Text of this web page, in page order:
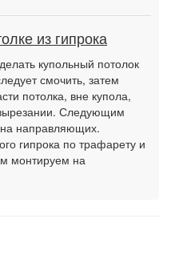
из гипрока
купольный потолок
смочить, затем
потолка, вне купола,
Следующим
направляющих.
гипрока по трафарету и
монтируем на